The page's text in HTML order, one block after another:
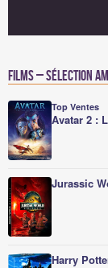
Films – Sélection
Top Ventes
Avatar 2 :
Jurassic
Harry